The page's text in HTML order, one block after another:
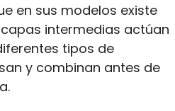
en sus modelos existe
intermedias actúan
tipos de
y combinan antes de